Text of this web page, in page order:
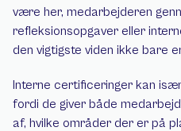
være her, medarbejderen
refleksionsopgaver eller
den vigtigste viden ikke bare
Interne certificeringer kan
fordi de giver både
af, hvilke områder der er på